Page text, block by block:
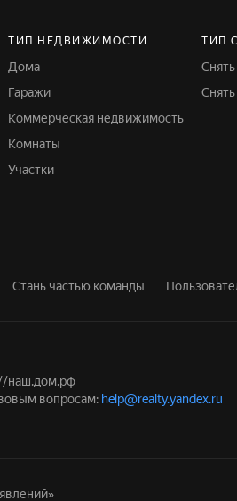
ТИП НЕДВИЖИМОСТИ
Дома
Гаражи
Коммерческая недвижимость
Комнаты
Участки
ТИП
Снять
Стань частью команды
наш.дом.рф
вопросам: help@realty.yandex.ru